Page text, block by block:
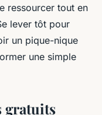
ressourcer tout en
lever tôt pour
un pique-nique
une simple
gratuits